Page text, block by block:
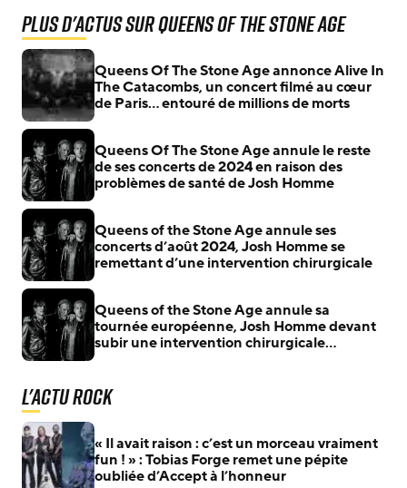
Plus d'actus sur Queens Of The Stone Age
Queens Of The Stone Age annonce Alive In
The Catacombs, un concert filmé au cœur
de Paris… entouré de millions de morts
Queens Of The Stone Age annule le reste
de ses concerts de 2024 en raison des
problèmes de santé de Josh Homme
Queens of the Stone Age annule ses
concerts d’août 2024, Josh Homme se
remettant d’une intervention chirurgicale
Queens of the Stone Age annule sa
tournée européenne, Josh Homme devant
subir une intervention chirurgicale
L'actu Rock
« Il avait raison : c’est un morceau vraiment
fun ! » : Tobias Forge remet une pépite
oubliée d’Accept à l’honneur